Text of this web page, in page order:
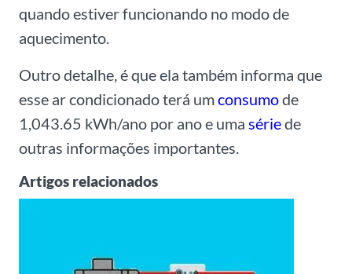
quando estiver funcionando no modo de
aquecimento.
Outro detalhe, é que ela também informa que
esse ar condicionado terá umconsumode
1,043.65 kWh/ano por ano e uma sériede
outras informações importantes.
Artigos relacionados